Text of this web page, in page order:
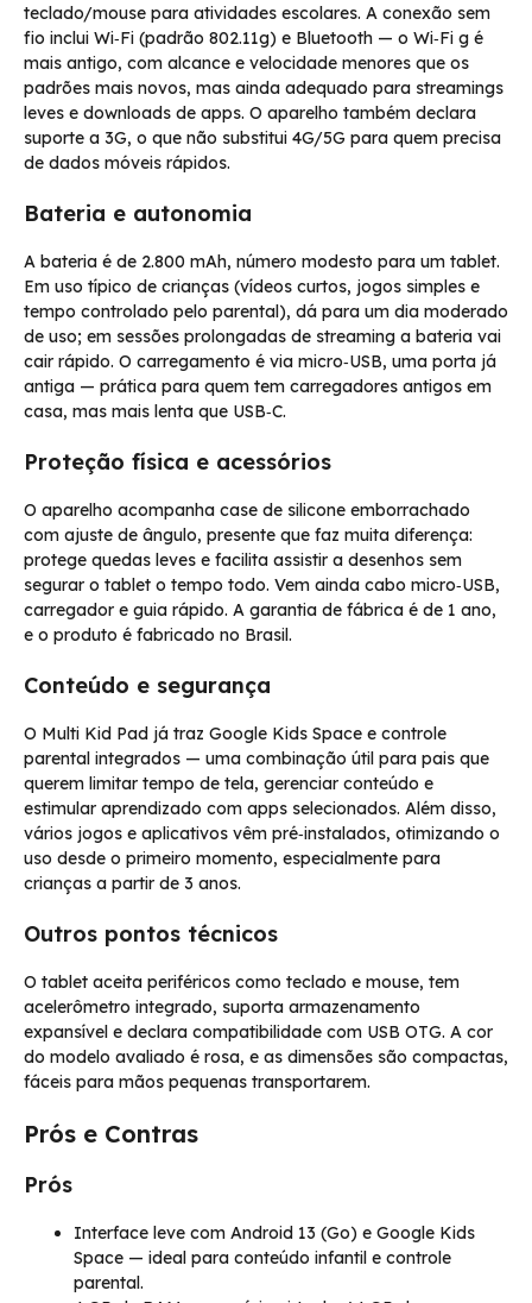
teclado/mouse para atividades escolares. A conexão sem
fio inclui Wi‑Fi (padrão 802.11g) e Bluetooth — o Wi‑Fi g é
mais antigo, com alcance e velocidade menores que os
padrões mais novos, mas ainda adequado para streamings
leves e downloads de apps. O aparelho também declara
suporte a 3G, o que não substitui 4G/5G para quem precisa
de dados móveis rápidos.
Bateria e autonomia
A bateria é de 2.800 mAh, número modesto para um tablet.
Em uso típico de crianças (vídeos curtos, jogos simples e
tempo controlado pelo parental), dá para um dia moderado
de uso; em sessões prolongadas de streaming a bateria vai
cair rápido. O carregamento é via micro‑USB, uma porta já
antiga — prática para quem tem carregadores antigos em
casa, mas mais lenta que USB‑C.
Proteção física e acessórios
O aparelho acompanha case de silicone emborrachado
com ajuste de ângulo, presente que faz muita diferença:
protege quedas leves e facilita assistir a desenhos sem
segurar o tablet o tempo todo. Vem ainda cabo micro‑USB,
carregador e guia rápido. A garantia de fábrica é de 1 ano,
e o produto é fabricado no Brasil.
Conteúdo e segurança
O Multi Kid Pad já traz Google Kids Space e controle
parental integrados — uma combinação útil para pais que
querem limitar tempo de tela, gerenciar conteúdo e
estimular aprendizado com apps selecionados. Além disso,
vários jogos e aplicativos vêm pré‑instalados, otimizando o
uso desde o primeiro momento, especialmente para
crianças a partir de 3 anos.
Outros pontos técnicos
O tablet aceita periféricos como teclado e mouse, tem
acelerômetro integrado, suporta armazenamento
expansível e declara compatibilidade com USB OTG. A cor
do modelo avaliado é rosa, e as dimensões são compactas,
fáceis para mãos pequenas transportarem.
Prós e Contras
Prós
Interface leve com Android 13 (Go) e Google Kids
Space — ideal para conteúdo infantil e controle
parental.